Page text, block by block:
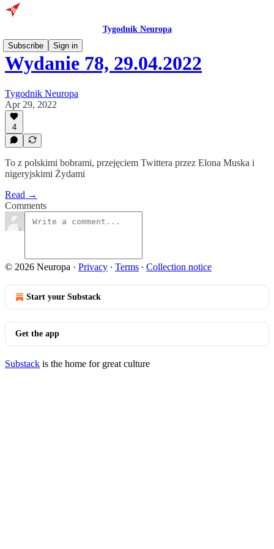
Tygodnik Neuropa
Subscribe
Sign in
Wydanie 78, 29.04.2022
Tygodnik Neuropa
Apr 29, 2022
4
To z polskimi bobrami, przejęciem Twittera przez Elona Muska i
nigeryjskimi Żydami
Read →
Comments
© 2026 Neuropa · Privacy ∙ Terms ∙ Collection notice
Start your Substack
Get the app
Substack is the home for great culture